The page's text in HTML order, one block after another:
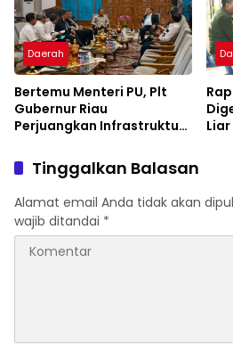
Daerah
Bertemu Menteri PU, Plt
Gubernur Riau
Perjuangkan Infrastruktur
Tinggalkan Balasan
Alamat email Anda tidak akan
wajib ditandai *